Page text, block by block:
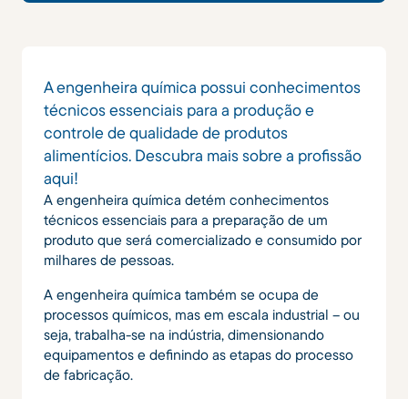
A engenheira química possui conhecimentos
técnicos essenciais para a produção e
controle de qualidade de produtos
alimentícios. Descubra mais sobre a profissão
aqui!
A engenheira química detém conhecimentos
técnicos essenciais para a preparação de um
produto que será comercializado e consumido por
milhares de pessoas.
A engenheira química também se ocupa de
processos químicos, mas em escala industrial – ou
seja, trabalha-se na indústria, dimensionando
equipamentos e definindo as etapas do processo
de fabricação.